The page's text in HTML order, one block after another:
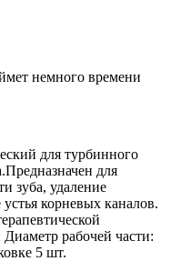
немного времени
для турбинного
для
зуба, удаление
корневых каналов.
рабочей части:
5 шт.